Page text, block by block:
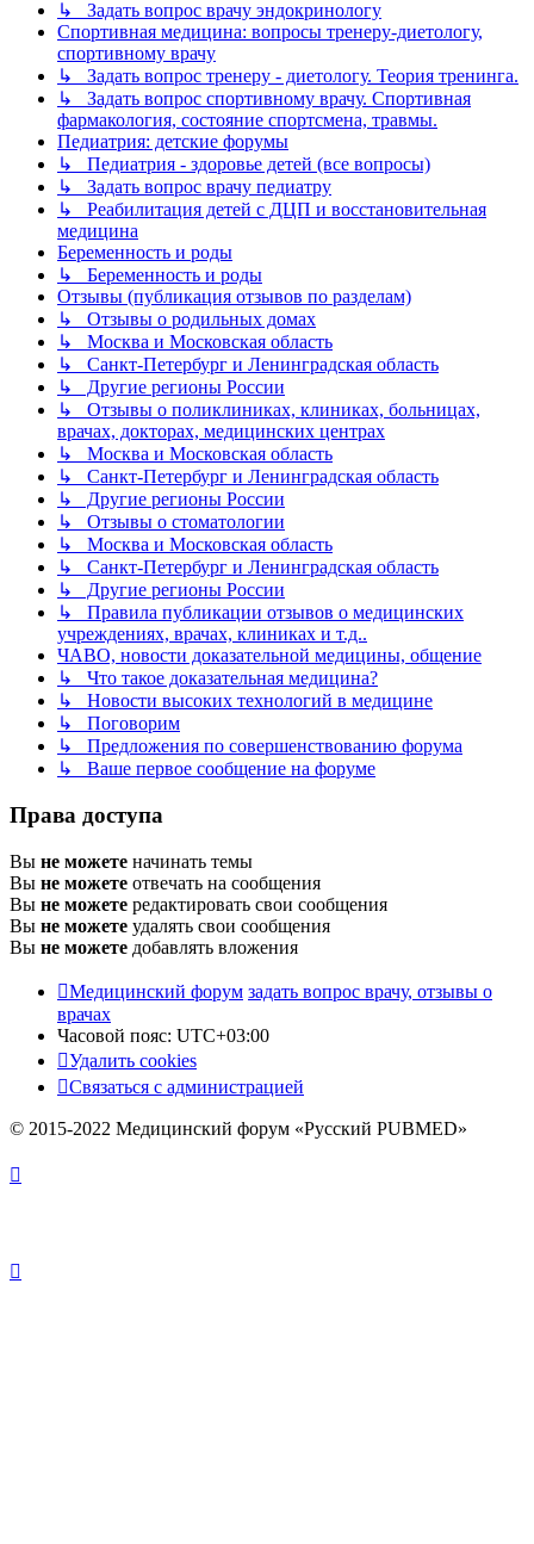
↳ Задать вопрос врачу эндокринологу
Спортивная медицина: вопросы тренеру-диетологу,
спортивному врачу
↳ Задать вопрос тренеру - диетологу. Теория тренинга.
↳ Задать вопрос спортивному врачу. Спортивная
фармакология, состояние спортсмена, травмы.
Педиатрия: детские форумы
↳ Педиатрия - здоровье детей (все вопросы)
↳ Задать вопрос врачу педиатру
↳ Реабилитация детей с ДЦП и восстановительная
медицина
Беременность и роды
↳ Беременность и роды
Отзывы (публикация отзывов по разделам)
↳ Отзывы о родильных домах
↳ Москва и Московская область
↳ Санкт-Петербург и Ленинградская область
↳ Другие регионы России
↳ Отзывы о поликлиниках, клиниках, больницах,
врачах, докторах, медицинских центрах
↳ Москва и Московская область
↳ Санкт-Петербург и Ленинградская область
↳ Другие регионы России
↳ Отзывы о стоматологии
↳ Москва и Московская область
↳ Санкт-Петербург и Ленинградская область
↳ Другие регионы России
↳ Правила публикации отзывов о медицинских
учреждениях, врачах, клиниках и т.д..
ЧАВО, новости доказательной медицины, общение
↳ Что такое доказательная медицина?
↳ Новости высоких технологий в медицине
↳ Поговорим
↳ Предложения по совершенствованию форума
↳ Ваше первое сообщение на форуме
Права доступа
Вы не можете начинать темы
Вы не можете отвечать на сообщения
Вы не можете редактировать свои сообщения
Вы не можете удалять свои сообщения
Вы не можете добавлять вложения
Медицинский форум задать вопрос врачу, отзывы о
врачах
Часовой пояс: UTC+03:00
Удалить cookies
Связаться с администрацией
© 2015-2022 Медицинский форум «Русский PUBMED»